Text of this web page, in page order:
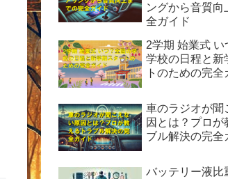
ングから音質向
全ガイド
2学期 始業式
学校の日程と新
トのための完全
車のラジオが聞
因とは？プロが
ブル解決の完全
バッテリー液比